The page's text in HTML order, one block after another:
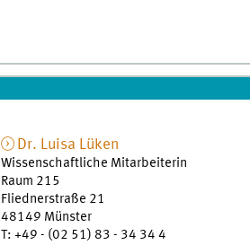
Dr. Luisa Lüken
Wissenschaftliche Mitarbeiterin
Raum 215
Fliednerstraße 21
48149 Münster
T: +49 - (02 51) 83 - 34 34 4